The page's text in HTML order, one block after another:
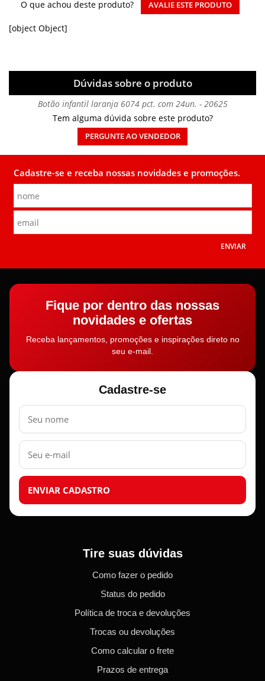
O que achou deste produto? AVALIE ESTE PRODUTO
[object Object]
Dúvidas sobre o produto
Botão infantil laranja 6074 pct. com 24un. - 20625
Tem alguma dúvida sobre este produto?
PERGUNTE AO VENDEDOR
Cadastre-se e receba nossas novidades e promoções.
ENVIAR
Fique por dentro das nossas
novidades e ofertas
Receba lançamentos, promoções e inspirações direto no
seu e-mail.
Cadastre-se
Nome
E-
mail
ENVIAR CADASTRO
Tire suas dúvidas
Como fazer o pedido
Status do pedido
Política de troca e devoluções
Trocas ou devoluções
Como calcular o frete
Prazos de entrega